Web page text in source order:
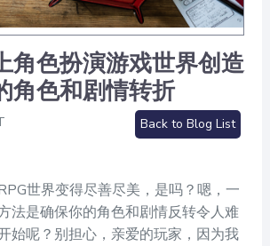
角色扮演游戏世界创造
角色和剧情转折
Back to Blog List
世界变得尽善尽美，是吗？嗯，一
法是确保你的角色和剧情反转令人难
始呢？别担心，亲爱的玩家，因为我